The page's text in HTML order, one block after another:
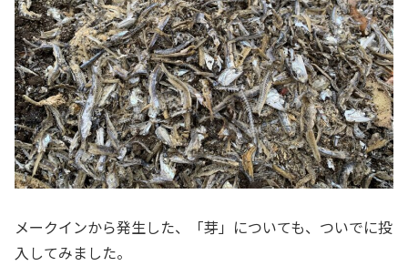
メークインから発生した、「芽」についても、ついでに投
入してみました。